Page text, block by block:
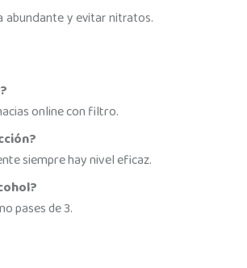
y evitar nitratos.
online con filtro.
siempre hay nivel eficaz.
pases de 3.